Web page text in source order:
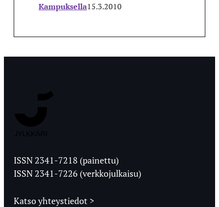
Kampuksella15.3.2010
Ylioppilaslehti
ISSN 2341-7218 (painettu)
ISSN 2341-7226 (verkkojulkaisu)
Katso yhteystiedot >